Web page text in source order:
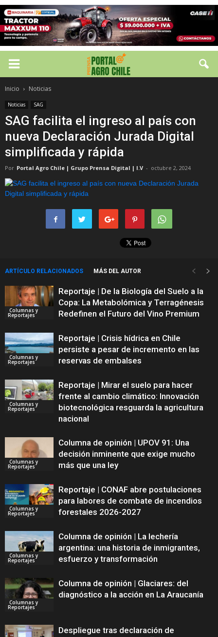
Inicio Noticias
Noticias SAG
SAG facilita el ingreso al país con
nueva Declaración Jurada Digital
simplificada y rápida
Por Portal Agro Chile | Grupo Prensa Digital | I.V - octubre 2, 2024
ARTÍCULO RELACIONADOS MÁS DEL AUTOR
Columnas y
Reportajes
Reportaje | De la Biología del Suelo a la
Copa: La Metabolómica y Terragénesis
Redefinen el Futuro del Vino Premium
Columnas y
Reportajes
Reportaje | Crisis hídrica en Chile
persiste a pesar de incremento en las
reservas de embalses
Columnas y
Reportajes
Reportaje | Mirar el suelo para hacer
frente al cambio climático: Innovación
biotecnológica resguarda la agricultura
nacional
Columnas y
Reportajes
Columna de opinión | UPOV 91: Una
decisión inminente que exige mucho
más que una ley
Columnas y
Reportajes
Reportaje | CONAF abre postulaciones
para labores de combate de incendios
forestales 2026-2027
Columnas y
Reportajes
Columna de opinión | La lechería
argentina: una historia de inmigrantes,
esfuerzo y transformación
Columnas y
Reportajes
Columna de opinión | Glaciares: del
diagnóstico a la acción en La Araucanía
Despliegue tras declaración de